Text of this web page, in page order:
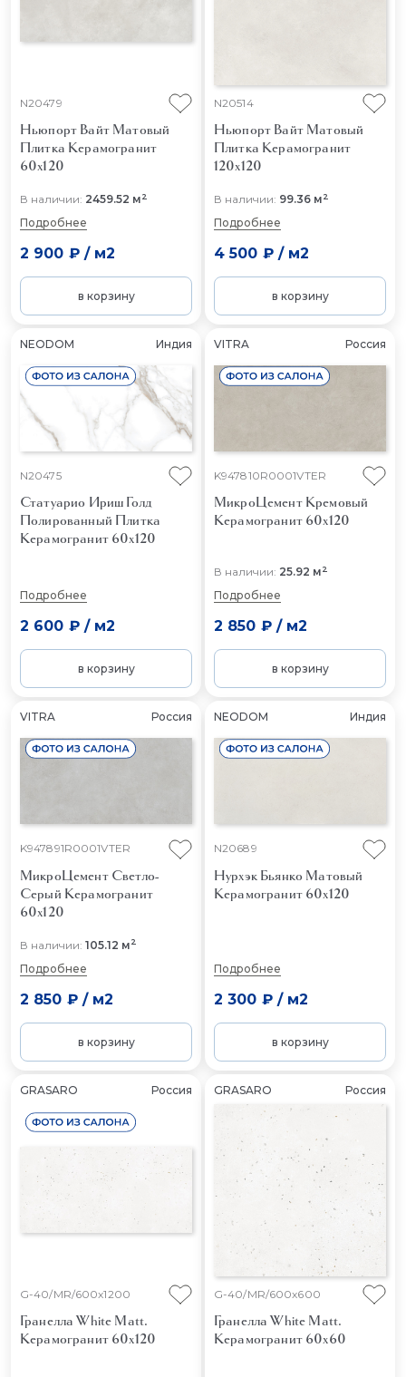
N20479
Ньюпорт Вайт Матовый
Плитка Керамогранит
60x120
В наличии: 2459.52 м2
Подробнее
2 900 ₽/ м2
в корзину
N20514
Ньюпорт Вайт Матовый
Плитка Керамогранит
120x120
В наличии: 99.36 м2
Подробнее
4 500 ₽/ м2
в корзину
NEODOM Индия
N20475
Статуарио Ириш Голд
Полированный Плитка
Керамогранит 60x120
Подробнее
2 600 ₽/ м2
в корзину
VITRA Россия
K947810R0001VTER
МикроЦемент Кремовый
Керамогранит 60x120
В наличии: 25.92 м2
Подробнее
2 850 ₽/ м2
в корзину
VITRA Россия
K947891R0001VTER
МикроЦемент Светло-
Серый Керамогранит
60x120
В наличии: 105.12 м2
Подробнее
2 850 ₽/ м2
в корзину
NEODOM Индия
N20689
Нурхэк Бьянко Матовый
Керамогранит 60x120
Подробнее
2 300 ₽/ м2
в корзину
GRASARO Россия
G-40/MR/600x1200
Гранелла White Matt.
Керамогранит 60x120
GRASARO Россия
G-40/MR/600x600
Гранелла White Matt.
Керамогранит 60x60